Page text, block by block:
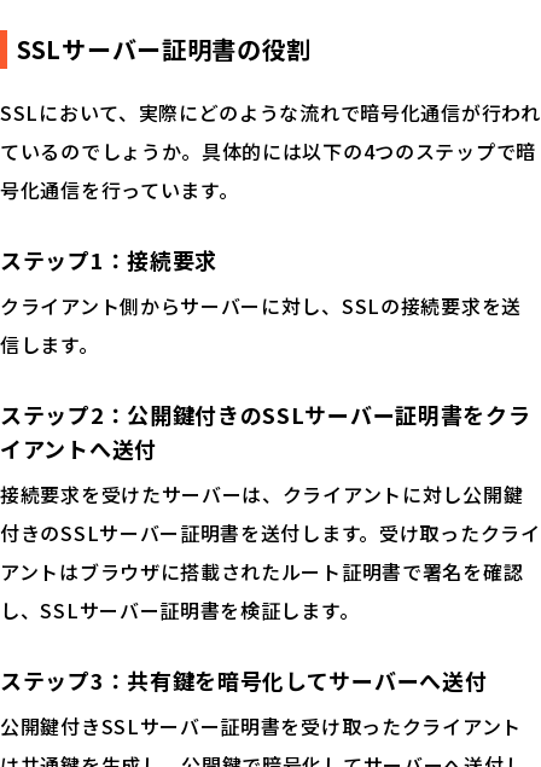
SSLサーバー証明書の役割
SSLにおいて、実際にどのような流れで暗号化通信が行われ
ているのでしょうか。具体的には以下の4つのステップで暗
号化通信を行っています。
ステップ1：接続要求
クライアント側からサーバーに対し、SSLの接続要求を送
信します。
ステップ2：公開鍵付きのSSLサーバー証明書をクラ
イアントへ送付
接続要求を受けたサーバーは、クライアントに対し公開鍵
付きのSSLサーバー証明書を送付します。受け取ったクライ
アントはブラウザに搭載されたルート証明書で署名を確認
し、SSLサーバー証明書を検証します。
ステップ3：共有鍵を暗号化してサーバーへ送付
公開鍵付きSSLサーバー証明書を受け取ったクライアント